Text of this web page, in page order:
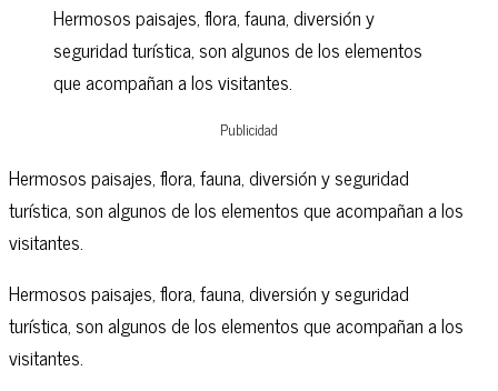
Hermosos paisajes, flora, fauna, diversión y
seguridad turística, son algunos de los elementos
que acompañan a los visitantes.
Publicidad
Hermosos paisajes, flora, fauna, diversión y seguridad
turística, son algunos de los elementos que acompañan a los
visitantes.
Hermosos paisajes, flora, fauna, diversión y seguridad
turística, son algunos de los elementos que acompañan a los
visitantes.